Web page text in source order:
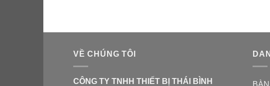
VỀ CHÚNG TÔI
CÔNG TY TNHH THIẾT BỊ THÁI BÌNH